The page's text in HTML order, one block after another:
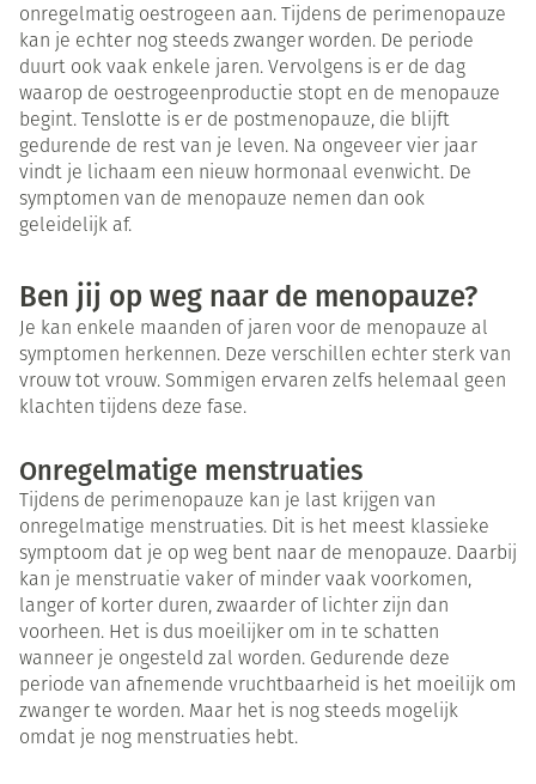
onregelmatig oestrogeen aan. Tijdens de perimenopauze
kan je echter nog steeds zwanger worden. De periode
duurt ook vaak enkele jaren. Vervolgens is er de dag
waarop de oestrogeenproductie stopt en de menopauze
begint. Tenslotte is er de postmenopauze, die blijft
gedurende de rest van je leven. Na ongeveer vier jaar
vindt je lichaam een nieuw hormonaal evenwicht. De
symptomen van de menopauze nemen dan ook
geleidelijk af.
Ben jij op weg naar de menopauze?
Je kan enkele maanden of jaren voor de menopauze al
symptomen herkennen. Deze verschillen echter sterk van
vrouw tot vrouw. Sommigen ervaren zelfs helemaal geen
klachten tijdens deze fase.
Onregelmatige menstruaties
Tijdens de perimenopauze kan je last krijgen van
onregelmatige menstruaties. Dit is het meest klassieke
symptoom dat je op weg bent naar de menopauze. Daarbij
kan je menstruatie vaker of minder vaak voorkomen,
langer of korter duren, zwaarder of lichter zijn dan
voorheen. Het is dus moeilijker om in te schatten
wanneer je ongesteld zal worden. Gedurende deze
periode van afnemende vruchtbaarheid is het moeilijk om
zwanger te worden. Maar het is nog steeds mogelijk
omdat je nog menstruaties hebt.